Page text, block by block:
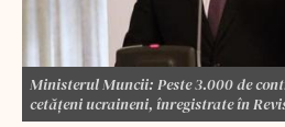
Ministerul Muncii: Peste 3.000 de
cetăţeni ucraineni, înregistrate în